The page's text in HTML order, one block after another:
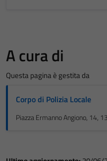
A cura di
Questa pagina è gestita da
Corpo di Polizia Locale
Piazza Ermanno Angiono, 14,